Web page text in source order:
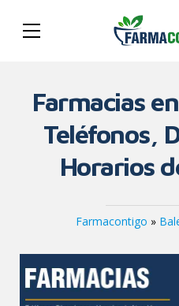
Farmacias
Teléfonos,
Horarios
Farmacontigo »